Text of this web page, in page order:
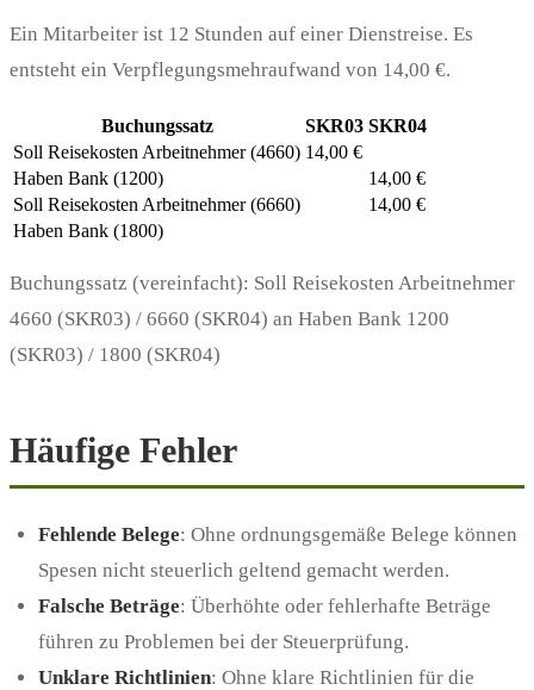
Ein Mitarbeiter ist 12 Stunden auf einer Dienstreise. Es
entsteht ein Verpflegungsmehraufwand von 14,00 €.
Buchungssatz SKR03 SKR04
Soll Reisekosten Arbeitnehmer (4660) 14,00 €
Haben Bank (1200)
14,00 €
Soll Reisekosten Arbeitnehmer (6660)
14,00 €
Haben Bank (1800)
Buchungssatz (vereinfacht): Soll Reisekosten Arbeitnehmer
4660 (SKR03) / 6660 (SKR04) an Haben Bank 1200
(SKR03) / 1800 (SKR04)
Häufige Fehler
Fehlende Belege: Ohne ordnungsgemäße Belege können
Spesen nicht steuerlich geltend gemacht werden.
Falsche Beträge: Überhöhte oder fehlerhafte Beträge
führen zu Problemen bei der Steuerprüfung.
Unklare Richtlinien: Ohne klare Richtlinien für die